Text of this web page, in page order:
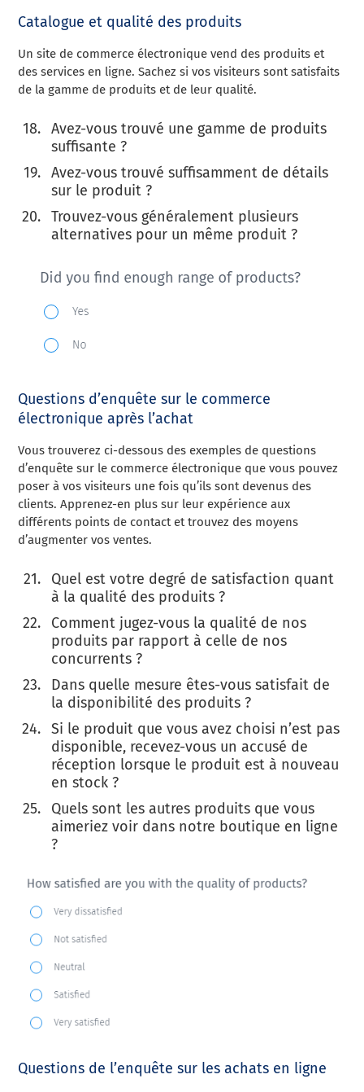
Catalogue et qualité des produits
Un site de commerce électronique vend des produits et
des services en ligne. Sachez si vos visiteurs sont satisfaits
de la gamme de produits et de leur qualité.
Avez-vous trouvé une gamme de produits
suffisante ?
Avez-vous trouvé suffisamment de détails
sur le produit ?
Trouvez-vous généralement plusieurs
alternatives pour un même produit ?
Questions d’enquête sur le commerce
électronique après l’achat
Vous trouverez ci-dessous des exemples de questions
d’enquête sur le commerce électronique que vous pouvez
poser à vos visiteurs une fois qu’ils sont devenus des
clients. Apprenez-en plus sur leur expérience aux
différents points de contact et trouvez des moyens
d’augmenter vos ventes.
Quel est votre degré de satisfaction quant
à la qualité des produits ?
Comment jugez-vous la qualité de nos
produits par rapport à celle de nos
concurrents ?
Dans quelle mesure êtes-vous satisfait de
la disponibilité des produits ?
Si le produit que vous avez choisi n’est pas
disponible, recevez-vous un accusé de
réception lorsque le produit est à nouveau
en stock ?
Quels sont les autres produits que vous
aimeriez voir dans notre boutique en ligne
?
Questions de l’enquête sur les achats en ligne